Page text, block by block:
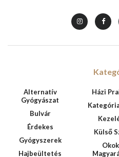
Alternatív
Gyógyászat
Bulvár
Érdekes
Gyógyszerek
Hajbeültetés
Házi
Külső